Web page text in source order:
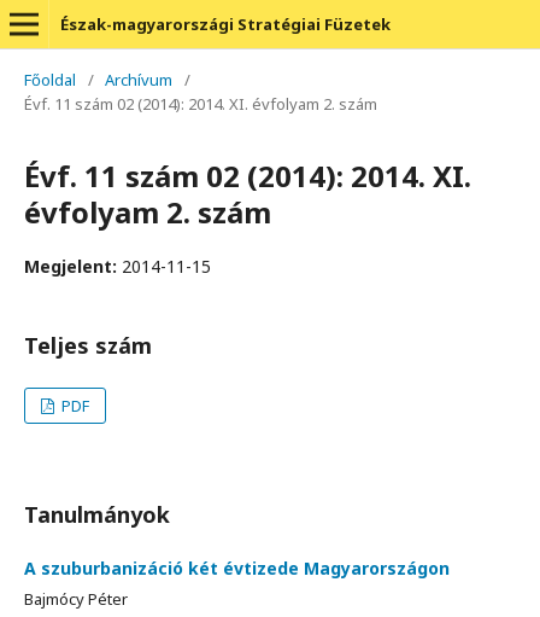
Észak-magyarországi Stratégiai Füzetek
Főoldal / Archívum
/
Évf. 11 szám 02 (2014): 2014. XI. évfolyam 2. szám
Évf. 11 szám 02 (2014): 2014. XI.
évfolyam 2. szám
Megjelent: 2014-11-15
Teljes szám
PDF
Tanulmányok
A szuburbanizáció két évtizede Magyarországon
Bajmócy Péter